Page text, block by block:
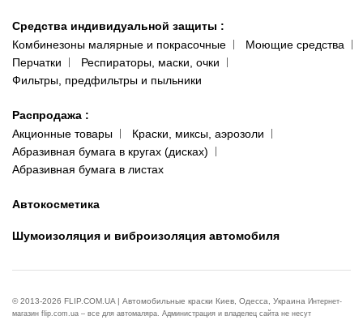
Средства индивидуальной защиты :
Комбинезоны малярные и покрасочные
Моющие средства
Перчатки
Респираторы, маски, очки
Фильтры, предфильтры и пыльники
Распродажа :
Акционные товары
Краски, миксы, аэрозоли
Абразивная бумага в кругах (дисках)
Абразивная бумага в листах
Автокосметика
Шумоизоляция и виброизоляция автомобиля
© 2013-2026 FLIP.COM.UA | Автомобильные краски Киев, Одесса, Украина Интернет-
магазин flip.com.ua – все для автомаляра. Администрация и владелец сайта не несут